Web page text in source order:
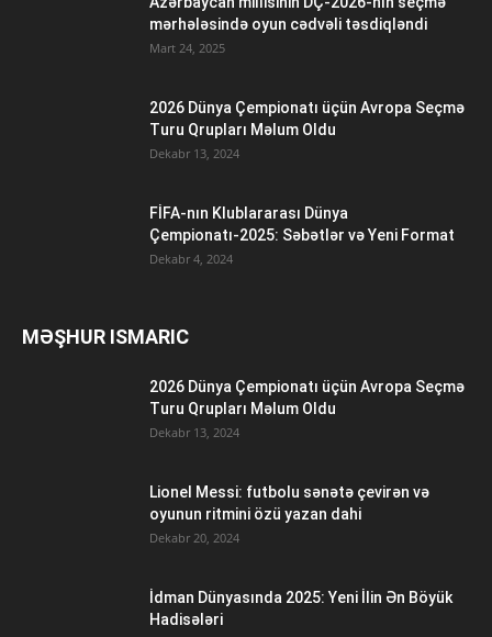
mərhələsində oyun cədvəli təsdiqləndi
Mart 24, 2025
2026 Dünya Çempionatı üçün Avropa Seçmə
Turu Qrupları Məlum Oldu
Dekabr 13, 2024
FİFA-nın Klublararası Dünya
Çempionatı-2025: Səbətlər və Yeni Format
Dekabr 4, 2024
MƏŞHUR ISMARIC
2026 Dünya Çempionatı üçün Avropa Seçmə
Turu Qrupları Məlum Oldu
Dekabr 13, 2024
Lionel Messi: futbolu sənətə çevirən və
oyunun ritmini özü yazan dahi
Dekabr 20, 2024
İdman Dünyasında 2025: Yeni İlin Ən Böyük
Hadisələri